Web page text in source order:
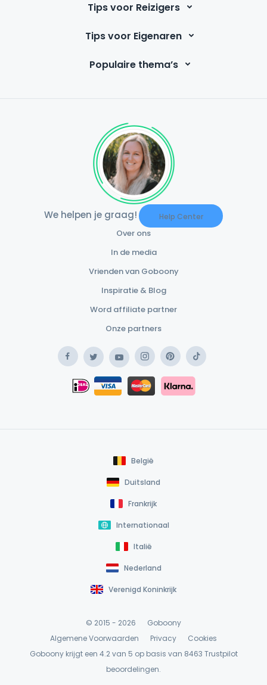
Tips voor Reizigers
Tips voor Eigenaren
Populaire thema’s
We helpen je graag! Help Center
Over ons
In de media
Vrienden van Goboony
Inspiratie & Blog
Word affiliate partner
Onze partners
FacebookTwitterYouTubeInstagramPinterestTikTok
iDEAL
Safe Payment Card
Safe Payment Klarna
België
Duitsland
Frankrijk
Internationaal
Italië
Nederland
Verenigd Koninkrijk
© 2015 - 2026
Goboony
Algemene Voorwaarden
Privacy
Cookies
Goboony krijgt een 4.2 van 5 op basis van 8463 Trustpilot
beoordelingen.